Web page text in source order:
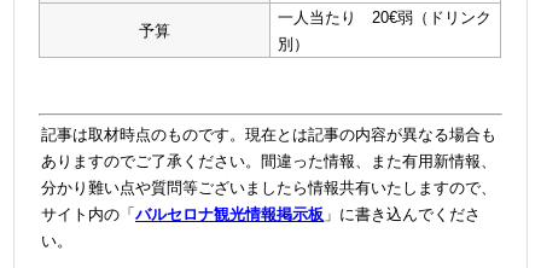
予算
一人当たり 20€弱 （ドリンク
別）
記事は取材時点のものです。現在とは記事の内容が異なる場合も
ありますのでご了承ください。間違った情報、また有用新情報、
分かり難い点や質問等ございましたら情報共有いたしますので、
サイト内の「バルセロナ観光情報掲示板 」に書き込んでくださ
い。